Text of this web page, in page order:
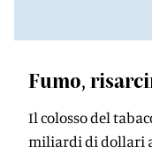
Fumo,
Il colosso del
miliardi di dollari